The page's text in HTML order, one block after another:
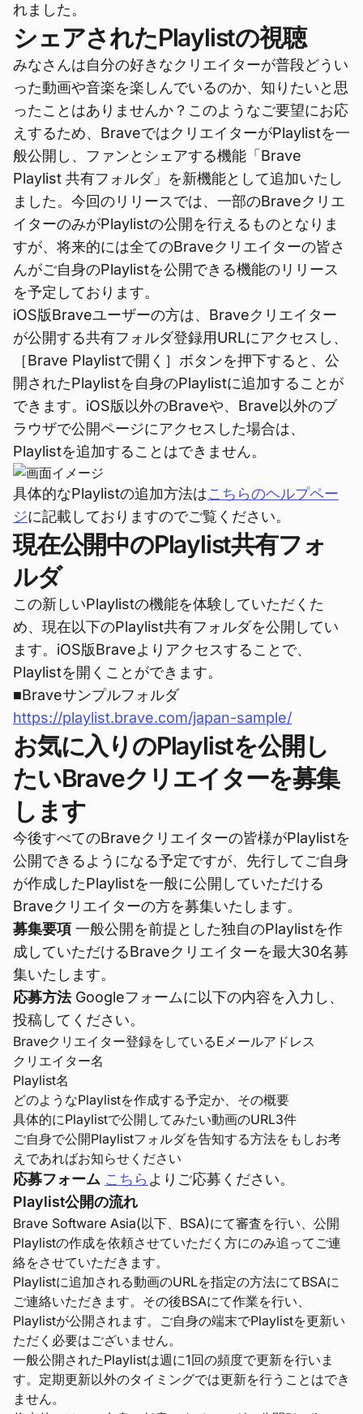
れました。
シェアされたPlaylistの視聴
みなさんは自分の好きなクリエイターが普段どうい
った動画や音楽を楽しんでいるのか、知りたいと思
ったことはありませんか？このようなご要望にお応
えするため、BraveではクリエイターがPlaylistを一
般公開し、ファンとシェアする機能「Brave
Playlist 共有フォルダ」を新機能として追加いたし
ました。今回のリリースでは、一部のBraveクリエ
イターのみがPlaylistの公開を行えるものとなりま
すが、将来的には全てのBraveクリエイターの皆さ
んがご自身のPlaylistを公開できる機能のリリース
を予定しております。
iOS版Braveユーザーの方は、Braveクリエイター
が公開する共有フォルダ登録用URLにアクセスし、
［Brave Playlistで開く］ボタンを押下すると、公
開されたPlaylistを自身のPlaylistに追加することが
できます。iOS版以外のBraveや、Brave以外のブ
ラウザで公開ページにアクセスした場合は、
Playlistを追加することはできません。
具体的なPlaylistの追加方法はこちらのヘルプペー
ジに記載しておりますのでご覧ください。
現在公開中のPlaylist共有フォ
ルダ
この新しいPlaylistの機能を体験していただくた
め、現在以下のPlaylist共有フォルダを公開してい
ます。iOS版Braveよりアクセスすることで、
Playlistを開くことができます。
■Braveサンプルフォルダ
https://playlist.brave.com/japan-sample/
お気に入りのPlaylistを公開し
たいBraveクリエイターを募集
します
今後すべてのBraveクリエイターの皆様がPlaylistを
公開できるようになる予定ですが、先行してご自身
が作成したPlaylistを一般に公開していただける
Braveクリエイターの方を募集いたします。
募集要項 一般公開を前提とした独自のPlaylistを作
成していただけるBraveクリエイターを最大30名募
集いたします。
応募方法Googleフォームに以下の内容を入力し、
投稿してください。
Braveクリエイター登録をしているEメールアドレス
クリエイター名
Playlist名
どのようなPlaylistを作成する予定か、その概要
具体的にPlaylistで公開してみたい動画のURL3件
ご自身で公開Playlistフォルダを告知する方法をもしお考
えであればお知らせください
応募フォーム こちら よりご応募ください。
Playlist公開の流れ
Brave Software Asia(以下、BSA)にて審査を行い、公開
Playlistの作成を依頼させていただく方にのみ追ってご連
絡をさせていただきます。
Playlistに追加される動画のURLを指定の方法にてBSAに
ご連絡いただきます。その後BSAにて作業を行い、
Playlistが公開されます。ご自身の端末でPlaylistを更新い
ただく必要はございません。
一般公開されたPlaylistは週に1回の頻度で更新を行いま
す。定期更新以外のタイミングでは更新を行うことはでき
ません。